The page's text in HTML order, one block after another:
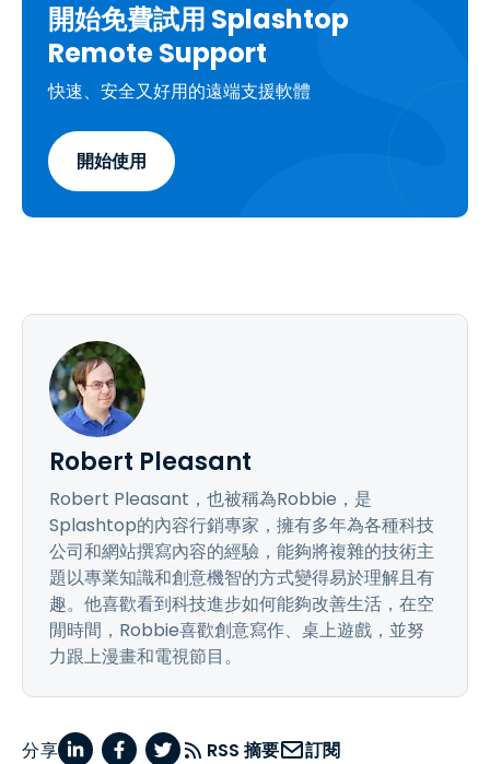
開始免費試用 Splashtop
Remote Support
快速、安全又好用的遠端支援軟體
開始使用
Robert Pleasant
Robert Pleasant，也被稱為Robbie，是
Splashtop的內容行銷專家，擁有多年為各種科技
公司和網站撰寫內容的經驗，能夠將複雜的技術主
題以專業知識和創意機智的方式變得易於理解且有
趣。他喜歡看到科技進步如何能夠改善生活，在空
閒時間，Robbie喜歡創意寫作、桌上遊戲，並努
力跟上漫畫和電視節目。
分享 RSS 摘要 訂閱